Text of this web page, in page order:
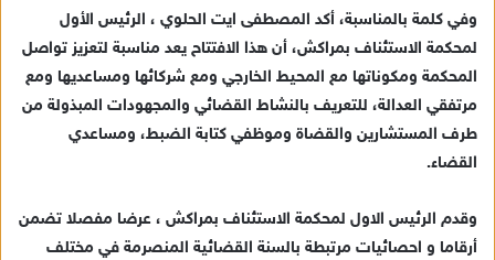
وفي كلمة بالمناسبة، أكد المصطفى ايت الحلوي ، الرئيس الأول
لمحكمة الاستئناف بمراكش، أن هذا الافتتاح يعد مناسبة لتعزيز تواصل
المحكمة ومكوناتها مع المحيط الخارجي ومع شركائها ومساعديها ومع
مرتفقي العدالة، للتعريف بالنشاط القضائي والمجهودات المبذولة من
طرف المستشارين والقضاة وموظفي كتابة الضبط، ومساعدي
القضاء.
وقدم الرئيس الاول لمحكمة الاستئناف بمراكش ، عرضا مفصلا تضمن
أرقاما و احصائيات مرتبطة بالسنة القضائية المنصرمة في مختلف